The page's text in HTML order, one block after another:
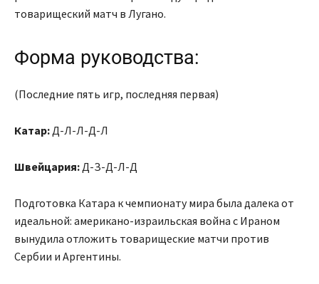
товарищеский матч в Лугано.
Форма руководства:
(Последние пять игр, последняя первая)
Катар: Д-Л-Л-Д-Л
Швейцария: Д-З-Д-Л-Д
Подготовка Катара к чемпионату мира была далека от
идеальной: американо-израильская война с Ираном
вынудила отложить товарищеские матчи против
Сербии и Аргентины.